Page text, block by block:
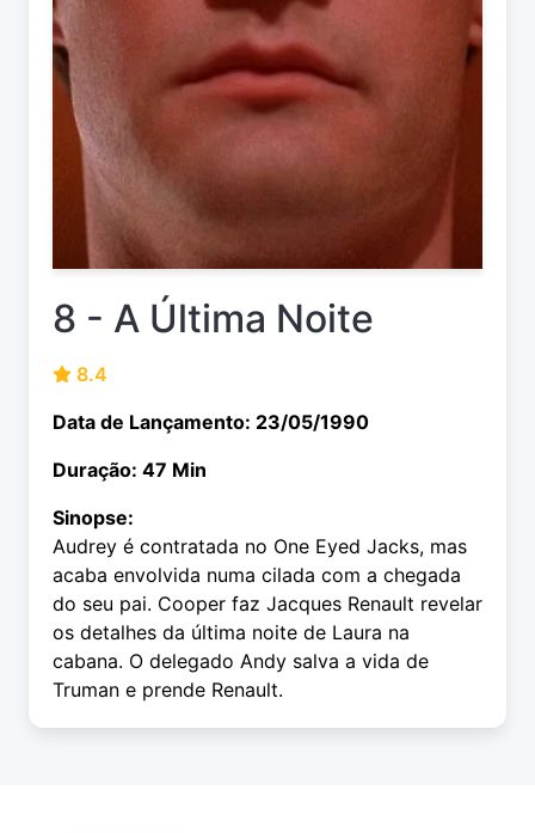
8 - A Última Noite
8.4
Data de Lançamento: 23/05/1990
Duração: 47 Min
Sinopse:
Audrey é contratada no One Eyed Jacks, mas
acaba envolvida numa cilada com a chegada
do seu pai. Cooper faz Jacques Renault revelar
os detalhes da última noite de Laura na
cabana. O delegado Andy salva a vida de
Truman e prende Renault.